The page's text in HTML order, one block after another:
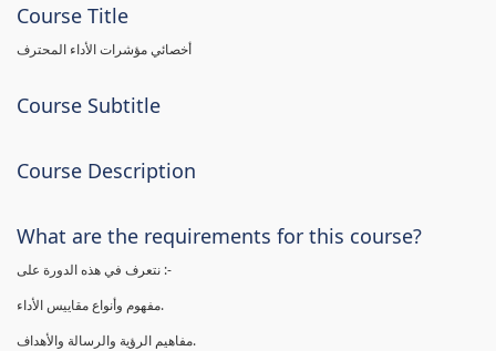
Course Title
أخصائي مؤشرات الأداء المحترف
Course Subtitle
Course Description
What are the requirements for this course?
نتعرف في هذه الدورة على :-
مفهوم وأنواع مقاييس الأداء.
مفاهيم الرؤية والرسالة والأهداف.